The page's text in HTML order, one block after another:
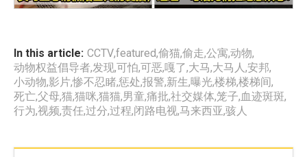
In this article: CCTV,featured,偷猫,偷走,公寓,动物,
动物权益倡导者,发现,可怕,可恶,嘎了,大马,大马人,安邦,
小动物,影片,惨不忍睹,惩处,报警,新生,曝光,楼梯,楼梯间,
死亡,父母,猫,猫咪,猫猫,男童,痛批,社交媒体,笼子,血迹斑斑,
行为,视频,责任,过分,过程,闭路电视,马来西亚,骇人